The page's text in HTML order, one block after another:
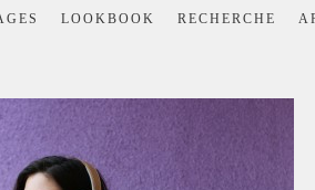
LOOKBOOK RECHERCHE